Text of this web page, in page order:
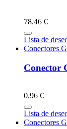
78.46 €
Lista de
Conectores
Conector
0.96 €
Lista de
Conectores